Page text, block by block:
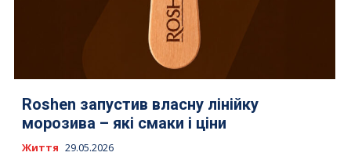
Roshen запустив власну лінійку
морозива – які смаки і ціни
Життя 29.05.2026